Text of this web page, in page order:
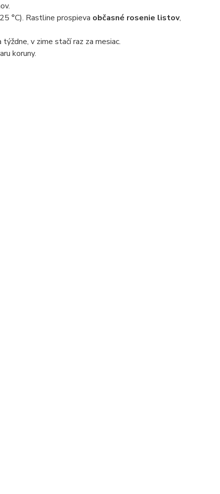
°C). Rastline prospieva občasné rosenie listov,
v zime stačí raz za mesiac.
koruny.